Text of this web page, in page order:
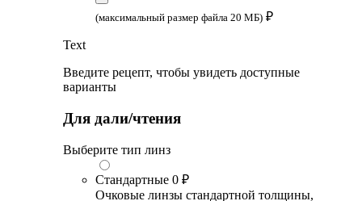
(максимальный размер файла 20 МБ) ₽
Text
Введите рецепт, чтобы увидеть доступные
варианты
Для дали/чтения
Выберите тип линз
Стандартные 0 ₽
Очковые линзы стандартной толщины,